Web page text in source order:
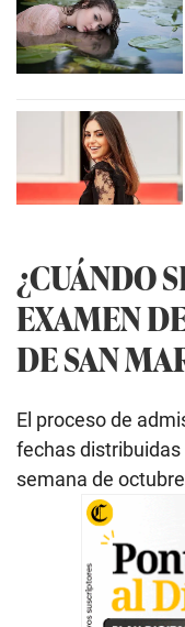
¿CUÁNDO
EXAMEN
DE SAN
El proceso de
fechas distribuidas
semana de